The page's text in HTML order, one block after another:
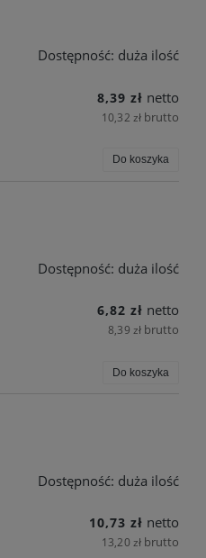
Dostępność: duża ilość
8,39 zł netto
10,32 zł brutto
Do koszyka
Dostępność: duża ilość
6,82 zł netto
8,39 zł brutto
Do koszyka
Dostępność: duża ilość
10,73 zł netto
13,20 zł brutto